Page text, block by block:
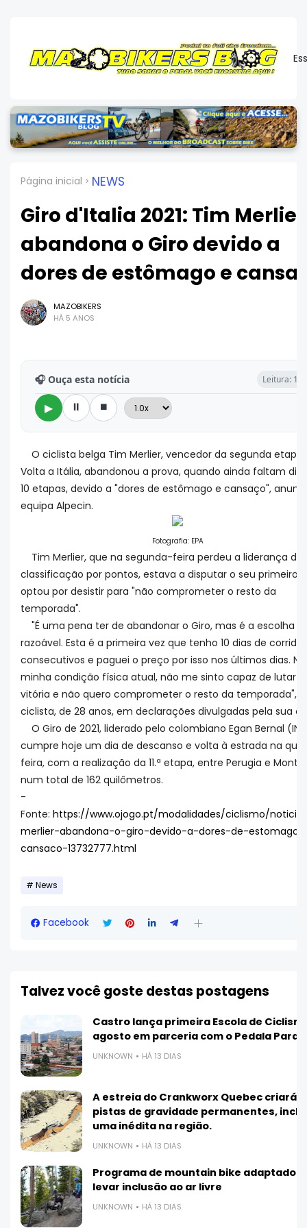
Página inicial NEWS
Giro d'Italia 2021: Tim Merlier
abandona o Giro devido a
dores de estômago e
MAZOBIKERS
HÁ 5 ANOS
🎧 Ouça esta notícia Leitura: 1
▶ ⏸ ⏹
O ciclista belga Tim Merlier, vencedor da segunda etapa
Volta a Itália, abandonou a prova, quando ainda faltam
10 etapas, devido a "dores de estômago e cansaço",
equipa Alpecin.
Fotografia: EPA
Tim Merlier, que na segunda-feira perdeu a liderança da
classificação por pontos, estava a disputar o seu primeiro
optou por desistir para "não comprometer o resto da
temporada".
"É uma pena ter de abandonar o Giro, mas é a escolha
razoável. Esta é a primeira vez que tenho 10 dias de corrida
consecutivos e paguei o preço por isso nos últimos dias. Na
minha condição física atual, não me sinto capaz de lutar
vitória e não quero comprometer o resto da temporada",
ciclista, de 28 anos, em declarações divulgadas pela sua
O Giro de 2021, liderado pelo colombiano Egan Bernal
cumpre hoje um dia de descanso e volta à estrada na
feira, com a realização da 11.ª etapa, entre Perugia e
num total de 162 quilômetros.
-
Fonte: https://www.ojogo.pt/modalidades/ciclismo/
merlier-abandona-o-giro-devido-a-dores-de-
cansaco-13732777.html
News
Facebook
Talvez você goste destas postagens
Castro lança primeira Escola de
agosto em parceria com o Pedala
UNKNOWN HÁ 13 DIAS
A estreia do Crankworx Quebec criará 3
pistas de gravidade permanentes,
uma inédita na região.
UNKNOWN HÁ 13 DIAS
Programa de mountain bike adaptado
levar inclusão ao ar livre
UNKNOWN HÁ 13 DIAS